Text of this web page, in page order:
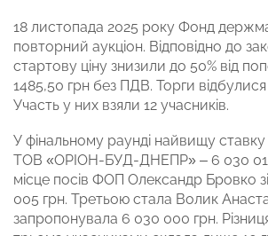
18 листопада 2025 року Фонд
повторний аукціон. Відповідно до
стартову ціну знизили до 50% від
1485,50 грн без ПДВ. Торги відбулися
Участь у них взяли 12 учасників.
У фінальному раунді найвищу
ТОВ «ОРІОН-БУД-ДНЕПР» – 6 030
місце посів ФОП Олександр Бровко
005 грн. Третьою стала Волик
запропонувала 6 030 000 грн.